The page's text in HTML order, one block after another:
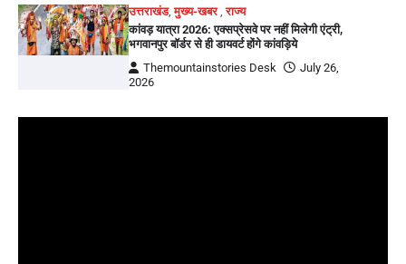
उत्तराखंड,मुख्य-खबर,राज्य
कांवड़ यात्रा 2026: एक्सप्रेसवे पर नहीं मिलेगी एंट्री,
भगवानपुर बॉर्डर से ही डायवर्ट होंगे कांवड़िये
Themountainstories Desk
July 26,
2026